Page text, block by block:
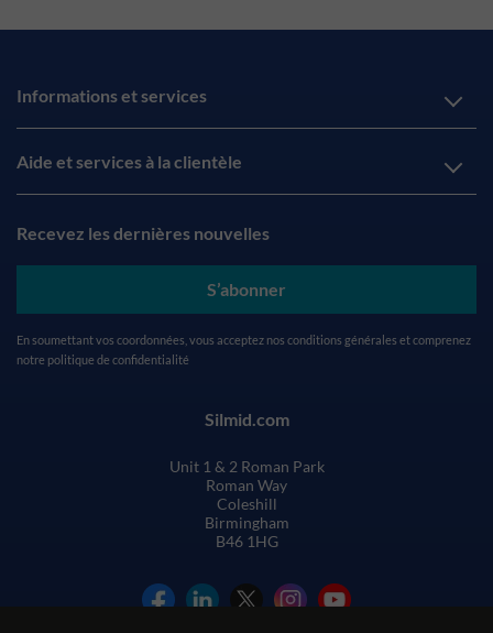
Informations et services
Aide et services à la clientèle
Recevez les dernières nouvelles
S’abonner
En soumettant vos coordonnées, vous acceptez nos conditions générales et comprenez
notre politique de confidentialité
Silmid.com
Unit 1 & 2 Roman Park
Roman Way
Coleshill
Birmingham
B46 1HG